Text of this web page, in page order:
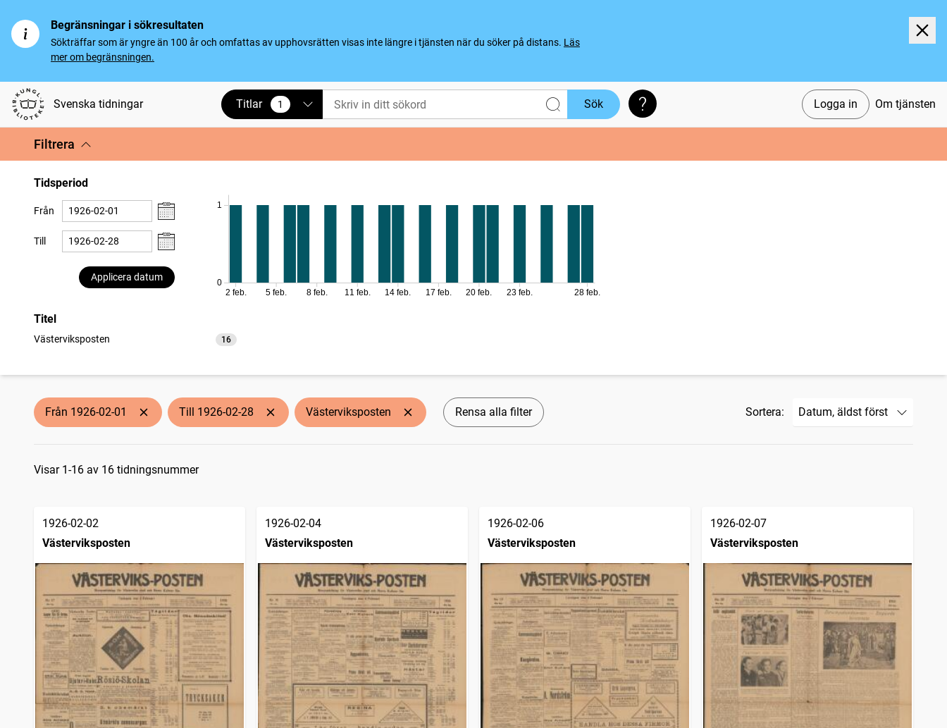
Begränsningar i sökresultaten
Sökträffar som är yngre än 100 år och omfattas av upphovsrätten visas inte längre i tjänsten när du söker på distans. Läs
mer om begränsningen.
Svenska tidningar Logga in Om tjänsten
Titlar 1
vald Sök Söktips
Filtrera
Tidsperiod
Från
Till
Applicera datum
0
1
2 feb. 5 feb. 8 feb. 11 feb. 14 feb. 17 feb. 20 feb. 23 feb. 28 feb.
Titel
Västerviksposten 16
träffar
Från 1926-02-01 Till 1926-02-28 Västerviksposten Rensa alla filter Sortera:
Sökresultat
Visar 1-16 av 16 tidningsnummer
1926-02-02
Västerviksposten
1926-02-04
Västerviksposten
1926-02-06
Västerviksposten
1926-02-07
Västerviksposten